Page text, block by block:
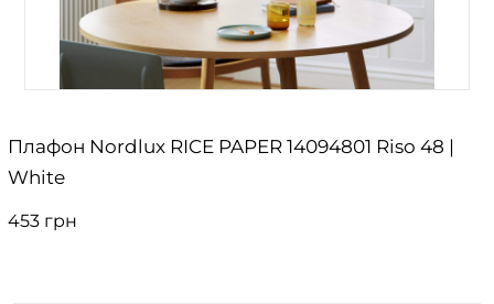
Плафон Nordlux RICE PAPER 14094801 Riso 48 |
White
453 грн